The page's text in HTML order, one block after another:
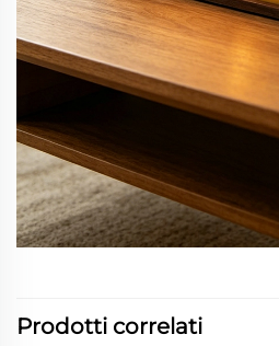
Prodotti correlati